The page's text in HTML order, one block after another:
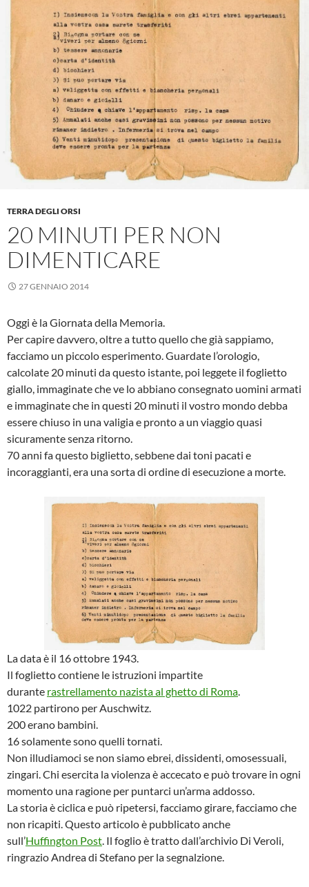
TERRA DEGLI ORSI
20 MINUTI PER NON
DIMENTICARE
27 GENNAIO 2014
Oggi è la Giornata della Memoria.
Per capire davvero, oltre a tutto quello che già sappiamo,
facciamo un piccolo esperimento. Guardate l’orologio,
calcolate 20 minuti da questo istante, poi leggete il foglietto
giallo, immaginate che ve lo abbiano consegnato uomini armati
e immaginate che in questi 20 minuti il vostro mondo debba
essere chiuso in una valigia e pronto a un viaggio quasi
sicuramente senza ritorno.
70 anni fa questo biglietto, sebbene dai toni pacati e
incoraggianti, era una sorta di ordine di esecuzione a morte.
La data è il 16 ottobre 1943.
Il foglietto contiene le istruzioni impartite
durante rastrellamento nazista al ghetto di Roma
1022 partirono per Auschwitz.
200 erano bambini.
16 solamente sono quelli tornati.
Non illudiamoci se non siamo ebrei, dissidenti, omosessuali,
zingari. Chi esercita la violenza è accecato e può trovare in ogni
momento una ragione per puntarci un’arma addosso.
La storia è ciclica e può ripetersi, facciamo girare, facciamo che
non ricapiti. Questo articolo è pubblicato anche
sull’Huffington Post . Il foglio è tratto dall’archivio Di Veroli,
ringrazio Andrea di Stefano per la segnalzione.